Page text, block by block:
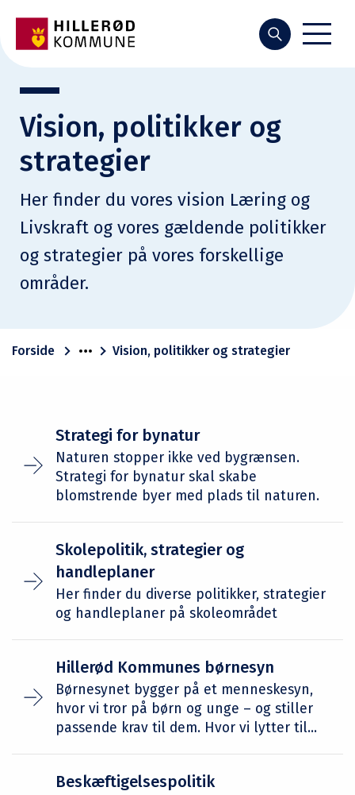
Søg
Vision, politikker og
strategier
Her finder du vores vision Læring og
Livskraft og vores gældende politikker
og strategier på vores forskellige
områder.
Forside Vision, politikker og strategier
Strategi for bynatur
Naturen stopper ikke ved bygrænsen.
Strategi for bynatur skal skabe
blomstrende byer med plads til naturen.
Skolepolitik, strategier og
handleplaner
Her finder du diverse politikker, strategier
og handleplaner på skoleområdet
Hillerød Kommunes børnesyn
Børnesynet bygger på et menneskesyn,
hvor vi tror på børn og unge – og stiller
passende krav til dem. Hvor vi lytter til...
Beskæftigelsespolitik